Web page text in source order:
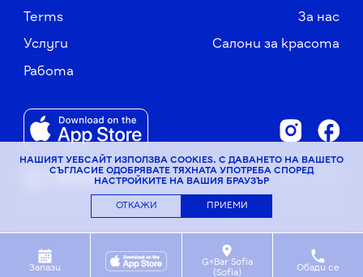
НАШИЯТ УЕБСАЙТ ИЗПОЛЗВА COOKIES. С ДАВАНЕТО НА ВАШЕТО
СЪГЛАСИЕ ОДОБРЯВАТЕ ТЯХНАТА УПОТРЕБА СПОРЕД
НАСТРОЙКИТЕ НА ВАШИЯ БРАУЗЪР
ОТКАЖИ ПРИЕМИ
Запази
G×Bar Sofia
(Sofia)
Обади се
Terms За нас
Услуги Салони за красота
Работа
© G×Bar, 2026